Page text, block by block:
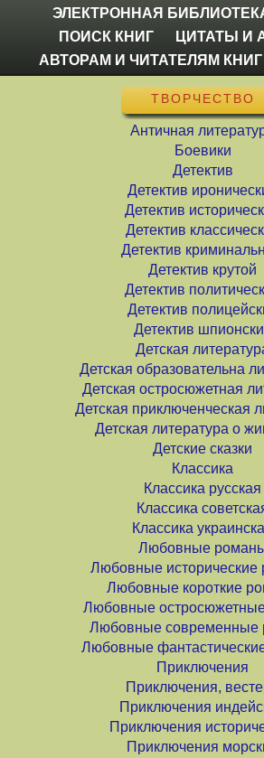
ЭЛЕКТРОННАЯ БИБЛИОТЕКА
ПОИСК КНИГ
ЦИТАТЫ И
АВТОРАМ И ЧИТАТЕЛЯМ КНИГ
ТВОРЧЕСТВО
Античная
Боевики
Детектив
Детектив
Детектив
Детектив
Детектив
Детектив крутой
Детектив
Детектив
Детектив
Детская
Детская образовательна
Детская остросюжетная
Детская приключенческая
Детская литература о
Детские сказки
Классика
Классика русская
Классика
Классика
Любовные
Любовные исторические
Любовные короткие
Любовные
Любовные современные
Любовные
Приключения
Приключения,
Приключения
Приключения
Приключения